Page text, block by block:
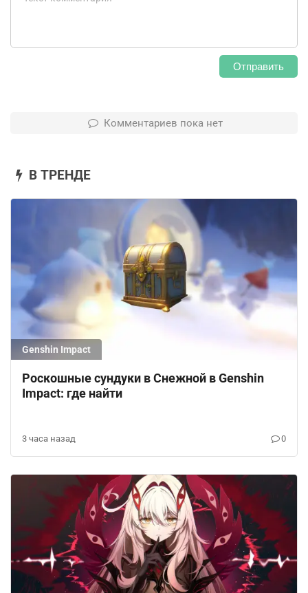
Отправить
Комментариев пока нет
В ТРЕНДЕ
Genshin Impact
Роскошные сундуки в Снежной в Genshin
Impact: где найти
3 часа назад 0